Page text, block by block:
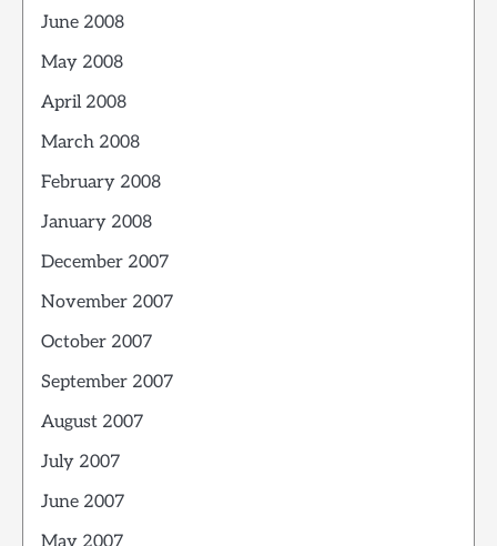
June 2008
May 2008
April 2008
March 2008
February 2008
January 2008
December 2007
November 2007
October 2007
September 2007
August 2007
July 2007
June 2007